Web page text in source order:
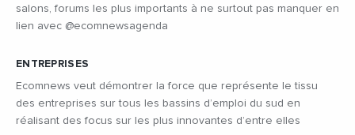
salons, forums les plus importants à ne surtout pas manquer en
lien avec @ecomnewsagenda
ENTREPRISES
Ecomnews veut démontrer la force que représente le tissu
des entreprises sur tous les bassins d’emploi du sud en
réalisant des focus sur les plus innovantes d’entre elles